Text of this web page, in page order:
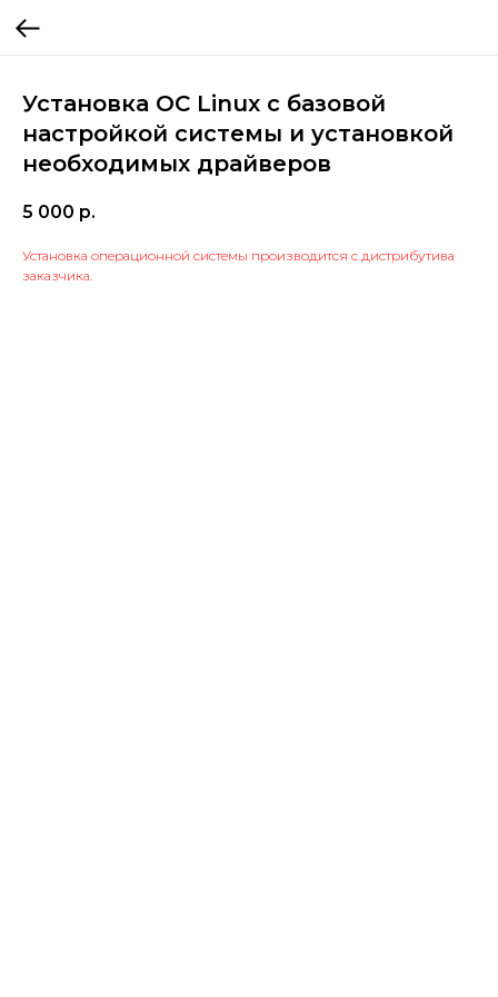
Установка ОС Linux с базовой
настройкой системы и установкой
необходимых драйверов
5 000 р.
Установка операционной системы производится с дистрибутива
заказчика.